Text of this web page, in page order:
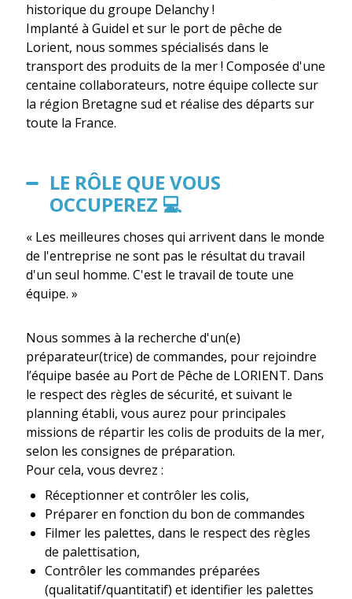
historique du groupe Delanchy !
Implanté à Guidel et sur le port de pêche de
Lorient, nous sommes spécialisés dans le
transport des produits de la mer ! Composée d'une
centaine collaborateurs, notre équipe collecte sur
la région Bretagne sud et réalise des départs sur
toute la France.
LE RÔLE QUE VOUS
OCCUPEREZ 💻
« Les meilleures choses qui arrivent dans le monde
de l'entreprise ne sont pas le résultat du travail
d'un seul homme. C'est le travail de toute une
équipe. »
Nous sommes à la recherche d'un(e)
préparateur(trice) de commandes, pour rejoindre
l’équipe basée au Port de Pêche de LORIENT. Dans
le respect des règles de sécurité, et suivant le
planning établi, vous aurez pour principales
missions de répartir les colis de produits de la mer,
selon les consignes de préparation.
Pour cela, vous devrez :
Réceptionner et contrôler les colis,
Préparer en fonction du bon de commandes
Filmer les palettes, dans le respect des règles
de palettisation,
Contrôler les commandes préparées
(qualitatif/quantitatif) et identifier les palettes